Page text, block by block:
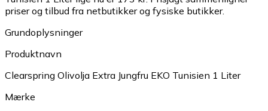
priser og tilbud fra netbutikker og fysiske butikker.
Grundoplysninger
Produktnavn
Clearspring Olivolja Extra Jungfru EKO Tunisien 1 Liter
Mærke